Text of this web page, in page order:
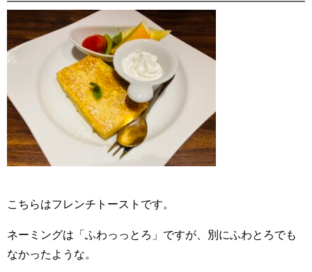
こちらはフレンチトーストです。
ネーミングは「ふわっっとろ」ですが、別にふわとろでも
なかったような。